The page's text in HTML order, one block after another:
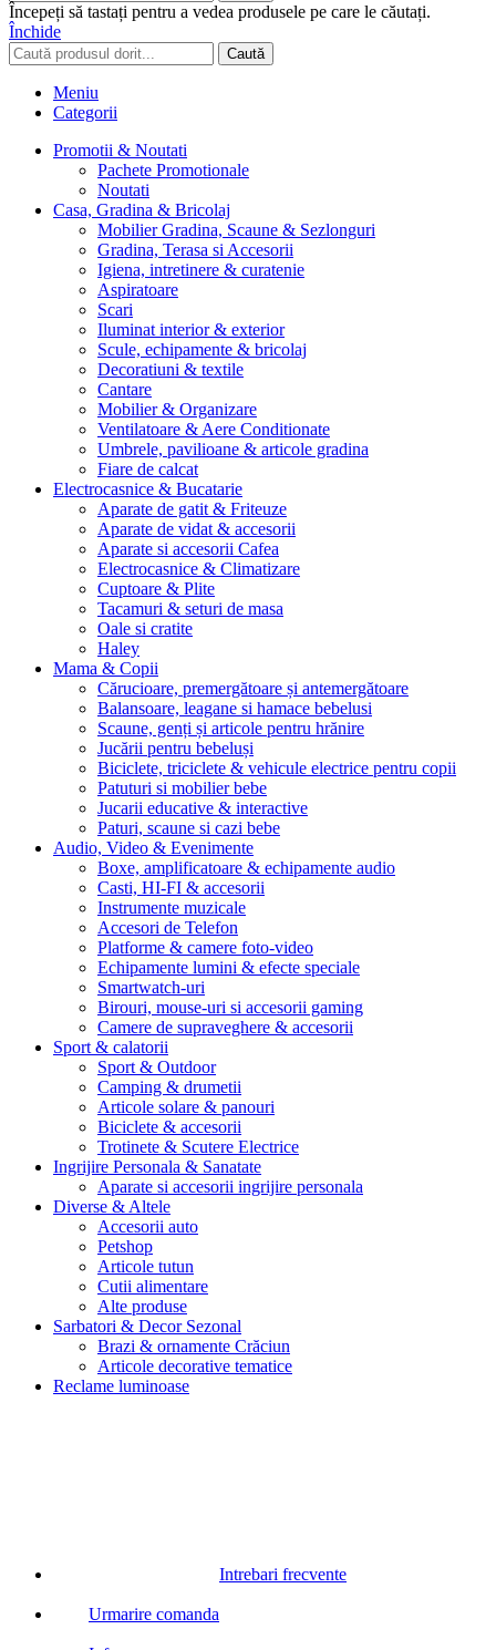
Începeți să tastați pentru a vedea produsele pe care le căutați.
Închide
Caută
Meniu
Categorii
Promotii & Noutati
Pachete Promotionale
Noutati
Casa, Gradina & Bricolaj
Mobilier Gradina, Scaune & Sezlonguri
Gradina, Terasa si Accesorii
Igiena, intretinere & curatenie
Aspiratoare
Scari
Iluminat interior & exterior
Scule, echipamente & bricolaj
Decoratiuni & textile
Cantare
Mobilier & Organizare
Ventilatoare & Aere Conditionate
Umbrele, pavilioane & articole gradina
Fiare de calcat
Electrocasnice & Bucatarie
Aparate de gatit & Friteuze
Aparate de vidat & accesorii
Aparate si accesorii Cafea
Electrocasnice & Climatizare
Cuptoare & Plite
Tacamuri & seturi de masa
Oale si cratite
Haley
Mama & Copii
Cărucioare, premergătoare și antemergătoare
Balansoare, leagane si hamace bebelusi
Scaune, genți și articole pentru hrănire
Jucării pentru bebeluși
Biciclete, triciclete & vehicule electrice pentru copii
Patuturi si mobilier bebe
Jucarii educative & interactive
Paturi, scaune si cazi bebe
Audio, Video & Evenimente
Boxe, amplificatoare & echipamente audio
Casti, HI-FI & accesorii
Instrumente muzicale
Accesori de Telefon
Platforme & camere foto-video
Echipamente lumini & efecte speciale
Smartwatch-uri
Birouri, mouse-uri si accesorii gaming
Camere de supraveghere & accesorii
Sport & calatorii
Sport & Outdoor
Camping & drumetii
Articole solare & panouri
Biciclete & accesorii
Trotinete & Scutere Electrice
Ingrijire Personala & Sanatate
Aparate si accesorii ingrijire personala
Diverse & Altele
Accesorii auto
Petshop
Articole tutun
Cutii alimentare
Alte produse
Sarbatori & Decor Sezonal
Brazi & ornamente Crăciun
Articole decorative tematice
Reclame luminoase
Intrebari frecvente
Urmarire comanda